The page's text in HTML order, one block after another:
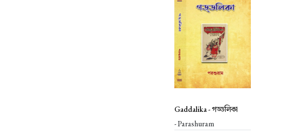
Gaddalika -গড্ডলিকা
- Parashuram